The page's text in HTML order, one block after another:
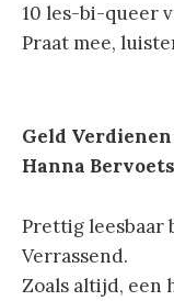
10 les-bi-queer
Praat mee,
Geld Verdienen
Hanna Bervoets
Prettig leesbaar
Verrassend.
Zoals altijd, een